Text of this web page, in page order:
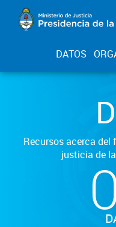
DATOS
Recursos acerca
justicia de